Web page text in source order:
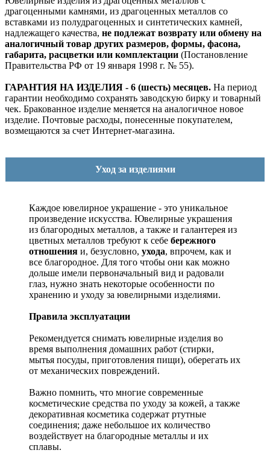
драгоценными камнями, из драгоценных металлов со
вставками из полудрагоценных и синтетических камней,
надлежащего качества, не подлежат возврату или обмену на
аналогичный товар других размеров, формы, фасона,
габарита, расцветки или комплектации (Постановление
Правительства РФ от 19 января 1998 г. № 55).
ГАРАНТИЯ НА ИЗДЕЛИЯ - 6 (шесть) месяцев. На период
гарантии необходимо сохранять заводскую бирку и товарный
чек. Бракованное изделие меняется на аналогичное новое
изделие. Почтовые расходы, понесенные покупателем,
возмещаются за счет Интернет-магазина.
Уход за изделиями
Каждое ювелирное украшение - это уникальное
произведение искусства. Ювелирные украшения
из благородных металлов, а также и галантерея из
цветных металлов требуют к себе бережного
отношения и, безусловно, ухода, впрочем, как и
все благородное. Для того чтобы они как можно
дольше имели первоначальный вид и радовали
глаз, нужно знать некоторые особенности по
хранению и уходу за ювелирными изделиями.
Правила эксплуатации
Рекомендуется снимать ювелирные изделия во
время выполнения домашних работ (стирки,
мытья посуды, приготовления пищи), оберегать их
от механических повреждений.
Важно помнить, что многие современные
косметические средства по уходу за кожей, а также
декоративная косметика содержат ртутные
соединения; даже небольшое их количество
воздействует на благородные металлы и их
сплавы.